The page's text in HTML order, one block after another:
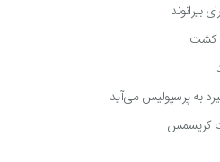
بیرانوند
کریسمس